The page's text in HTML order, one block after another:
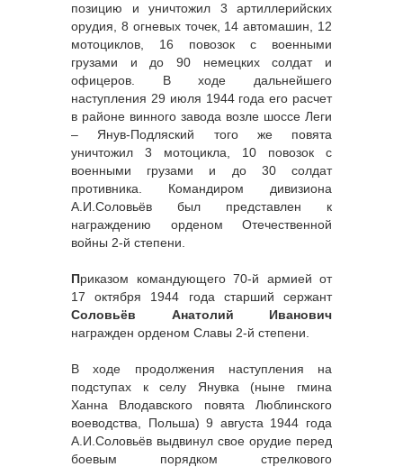
позицию и уничтожил 3 артиллерийских
орудия, 8 огневых точек, 14 автомашин, 12
мотоциклов, 16 повозок с военными
грузами и до 90 немецких солдат и
офицеров. В ходе дальнейшего
наступления 29 июля 1944 года его расчет
в районе винного завода возле шоссе Леги
– Янув-Подляский того же повята
уничтожил 3 мотоцикла, 10 повозок с
военными грузами и до 30 солдат
противника. Командиром дивизиона
А.И.Соловьёв был представлен к
награждению орденом Отечественной
войны 2-й степени.
Приказом командующего 70-й армией от
17 октября 1944 года старший сержант
Соловьёв Анатолий Иванович
награжден орденом Славы 2-й степени.
В ходе продолжения наступления на
подступах к селу Янувка (ныне гмина
Ханна Влодавского повята Люблинского
воеводства, Польша) 9 августа 1944 года
А.И.Соловьёв выдвинул свое орудие перед
боевым порядком стрелкового